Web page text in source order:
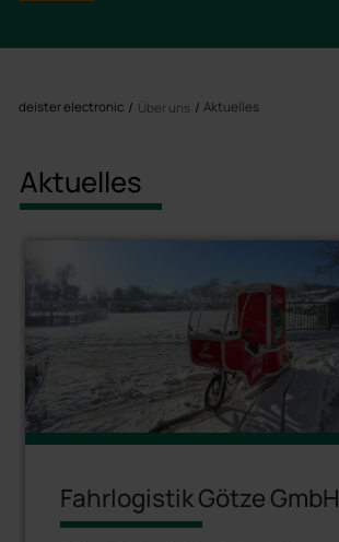
deister electronic Über uns Aktuelles
Aktuelles
Fahrlogistik Götze GmbH